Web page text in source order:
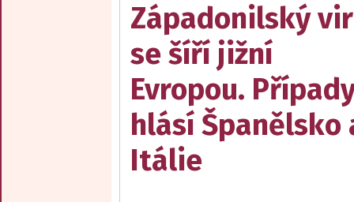
Západonilský vir
se šíří jižní
Evropou.
hlásí Španělsko
Itálie